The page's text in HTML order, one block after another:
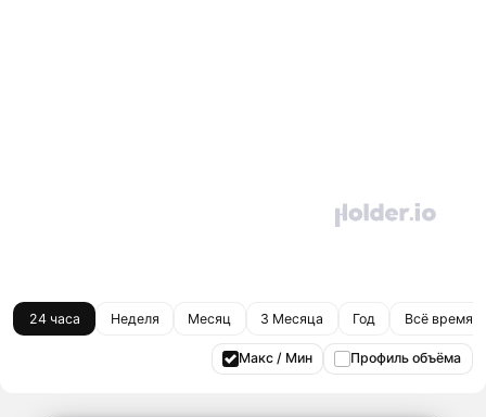
24 часа Неделя Месяц 3 Месяца Год Всё время
Макс / Мин Профиль объёма